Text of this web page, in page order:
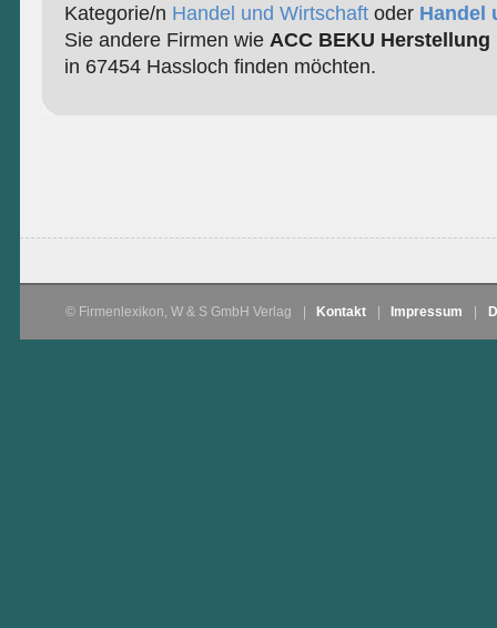
Kategorie/n Handel und Wirtschaftoder Handel
Sie andere Firmen wie ACC BEKU
in 67454 Hassloch finden möchten.
© Firmenlexikon, W & S GmbH Verlag Kontakt Impressum